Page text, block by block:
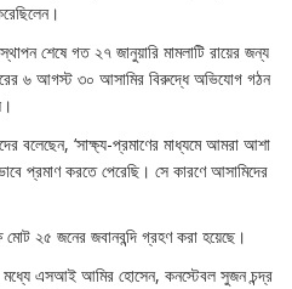
শেষে গত ২৭ জানুয়ারি মামলাটি রায়ের জন্য
৬ আগস্ট ৩০ আসামির বিরুদ্ধে অভিযোগ গঠন
বলেছেন, ‘সাক্ষ্য-প্রমাণের মাধ্যমে আমরা আশা
প্রমাণ করতে পেরেছি। সে কারণে আসামিদের
মোট ২৫ জনের জবানবন্দি গ্রহণ করা হয়েছে।
মধ্যে এসআই আমির হোসেন, কনস্টেবল সুজন চন্দ্র